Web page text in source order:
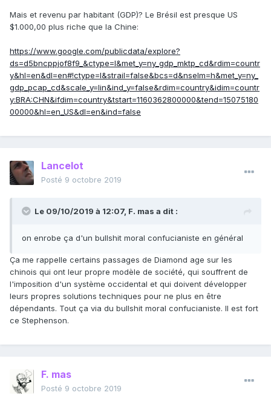
Mais et revenu par habitant (GDP)? Le Brésil est presque US
$1.000,00 plus riche que la Chine:
https://www.google.com/publicdata/explore?
ds=d5bncppjof8f9_&ctype=l&met_y=ny_gdp_mktp_cd&rdim=countr
y&hl=en&dl=en#!ctype=l&strail=false&bcs=d&nselm=h&met_y=ny_
gdp_pcap_cd&scale_y=lin&ind_y=false&rdim=country&idim=countr
y:BRA:CHN&ifdim=country&tstart=1160362800000&tend=15075180
00000&hl=en_US&dl=en&ind=false
Lancelot
Posté 9 octobre 2019
Le 09/10/2019 à 12:07, F. mas a dit :
on enrobe ça d'un bullshit moral confucianiste en général
Ça me rappelle certains passages de Diamond age sur les
chinois qui ont leur propre modèle de société, qui souffrent de
l'imposition d'un système occidental et qui doivent développer
leurs propres solutions techniques pour ne plus en être
dépendants. Tout ça via du bullshit moral confucianiste. Il est fort
ce Stephenson.
F. mas
Posté 9 octobre 2019